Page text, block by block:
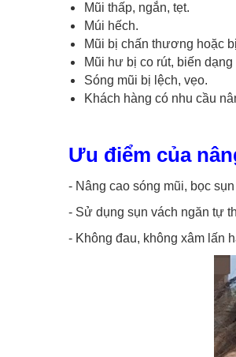
Mũi thấp, ngắn, tẹt.
Múi hếch.
Mũi bị chấn thương hoặc
Mũi hư bị co rút, biến
Sóng mũi bị lệch, vẹo.
Khách hàng có nhu cầu
Ưu điểm của
- Nâng cao sóng mũi, bọc
- Sử dụng sụn vách ngăn tự
- Không đau, không xâm lấn